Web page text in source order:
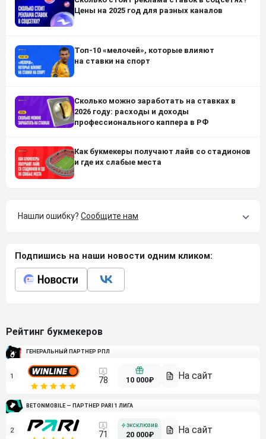
Цены на 2025 год для разных каналов
Топ-10 «мелочей», которые влияют
на ставки на спорт
Сколько можно заработать на ставках в
2026 году: расходы и доходы
профессионального каппера в РФ
Как букмекеры получают лайв со стадионов
и где их слабые места
Нашли ошибку? Сообщите нам
Подпишись на наши новости одним кликом:
Рейтинг букмекеров
ГЕНЕРАЛЬНЫЙ ПАРТНЕР РПЛ
1 78 10 000₽
BETONMOBILE — ПАРТНЕР PARI 1 ЛИГА
2 71 20 000₽